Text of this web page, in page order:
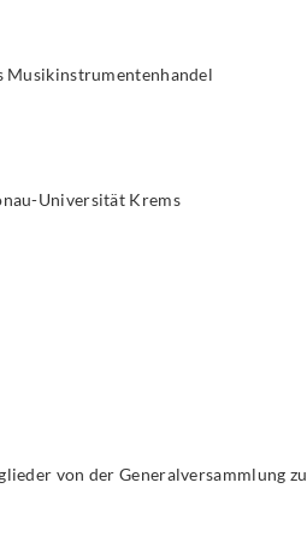
Musikinstrumentenhandel
Universität Krems
von der Generalversammlung zu